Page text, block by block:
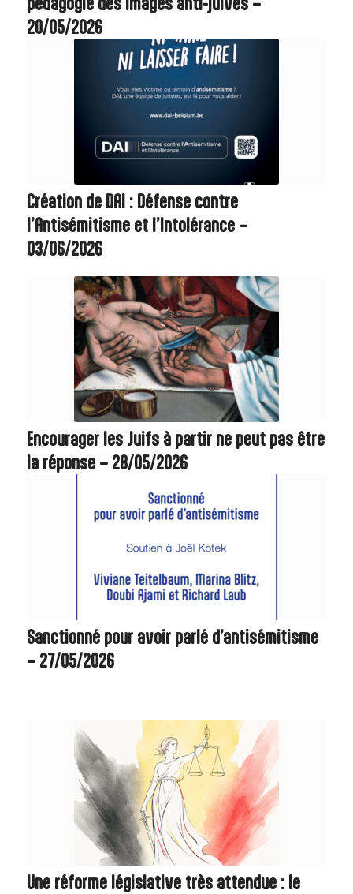
20/05/2026
Création de DAI : Défense contre
l’Antisémitisme et l’Intolérance –
03/06/2026
Encourager les Juifs à partir ne peut pas être
la réponse – 28/05/2026
Sanctionné pour avoir parlé d’antisémitisme
– 27/05/2026
Une réforme législative très attendue : le